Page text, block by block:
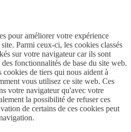
pour améliorer votre expérience
Parmi ceux-ci, les cookies classés
sur votre navigateur car ils sont
fonctionnalités de base du site web.
de tiers qui nous aident à
vous utilisez ce site web. Ces
votre navigateur qu'avec votre
la possibilité de refuser ces
de certains de ces cookies peut